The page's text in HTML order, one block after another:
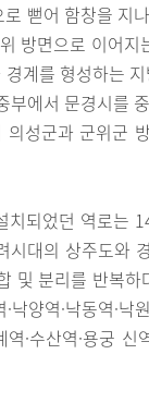
뻗어 함창을 지
방면으로 이어
계를 형성하는
에서 문경시를
성군과 군위군
치되었던 역로는
대의 상주도와
및 분리를 반복
역·낙동역·낙
역·수산역·용궁